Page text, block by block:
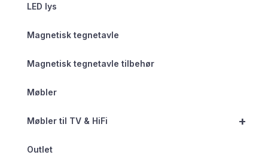
LED lys
Magnetisk tegnetavle
Magnetisk tegnetavle tilbehør
Møbler
+
Møbler til TV & HiFi
Outlet